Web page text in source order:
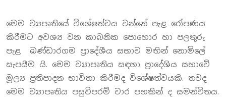
මෙම ව්‍යපෘතියේ විශේෂත්වය වන්නේ පැළ රෝපණය
කිරීමට අවශ්‍ය වන කාබනික පොහොර හා පලතුරු
පැළ බණ්ඩාරගම ප්‍රාදේශීය සභාව මඟින් නොමිලේ
සැපයීම යි. මෙම ව්‍යාපෘතිය සඳහා ප්‍රාදේශිය සභාවේ
මූල්‍ය ප්‍රතිපාදන භාවිතා කිරීමද විශේෂත්වයකි. තවද
මෙම ව්‍යාපෘතිය පසුවිපරම් වාර පහකින් ද සමන්විතය.